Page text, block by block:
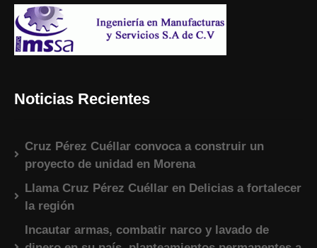
Noticias Recientes
Cruz Pérez Cuéllar convoca a construir un
proyecto de unidad en Morena
Llama Cruz Pérez Cuéllar en Delicias a fortalecer
la región
Incautar armas, combatir narco y lavado de